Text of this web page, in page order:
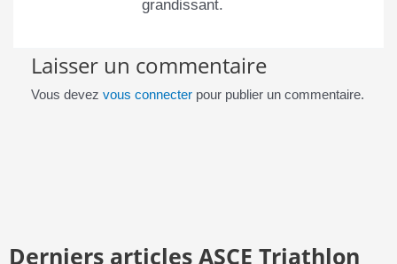
grandissant.
Laisser un commentaire
Vous devez vous connecterpour publier un commentaire.
Derniers articles ASCE Triathlon